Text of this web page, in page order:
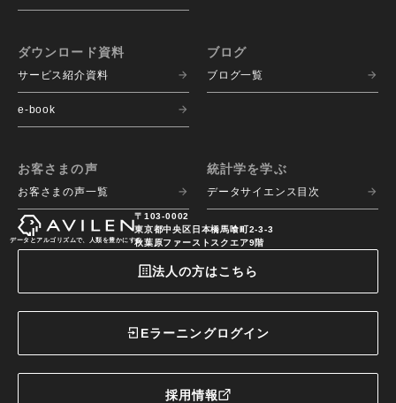
ダウンロード資料
サービス紹介資料
e-book
ブログ
ブログ一覧
お客さまの声
お客さまの声一覧
統計学を学ぶ
データサイエンス目次
データとアルゴリズムで、人類を豊かにする
〒103-0002
東京都中央区日本橋馬喰町2-3-3
秋葉原ファーストスクエア9階
法人の方はこちら
Eラーニングログイン
採用情報